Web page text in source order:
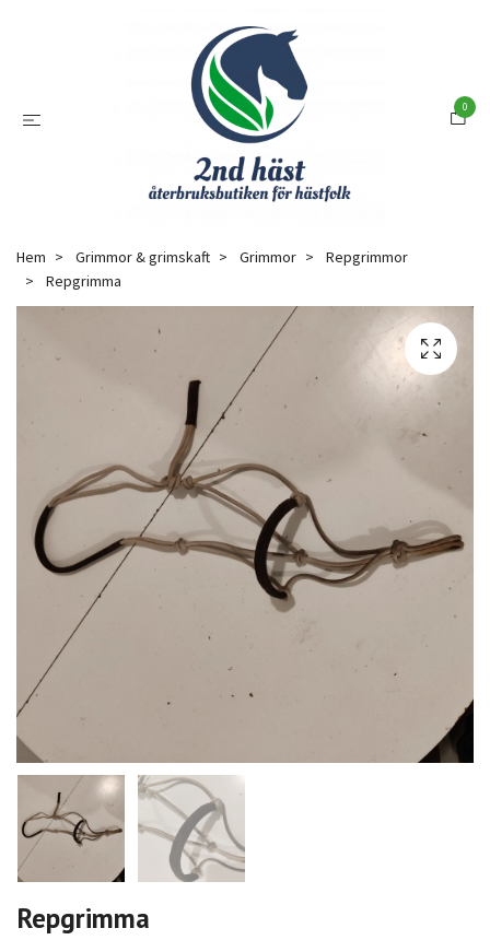
0
Hem Grimmor & grimskaft Grimmor
Repgrimmor
Repgrimma
Repgrimma